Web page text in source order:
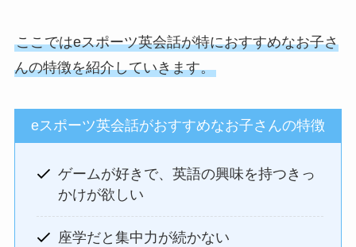
ここではeスポーツ英会話が特におすすめなお子さ
んの特徴を紹介していきます。
eスポーツ英会話がおすすめなお子さんの特徴
ゲームが好きで、英語の興味を持つきっ
かけが欲しい
座学だと集中力が続かない